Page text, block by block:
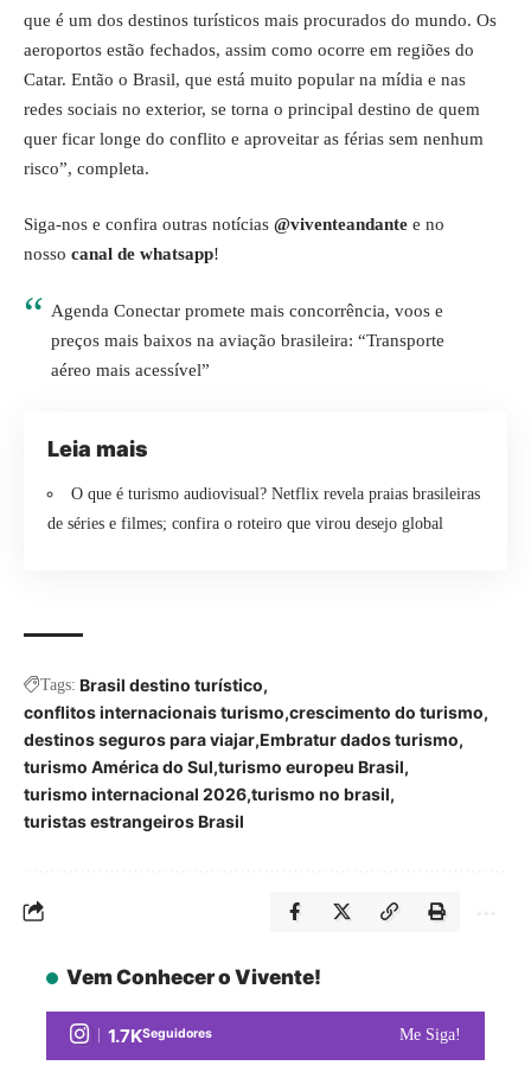
que é um dos destinos turísticos mais procurados do mundo. Os
aeroportos estão fechados, assim como ocorre em regiões do
Catar. Então o Brasil, que está muito popular na mídia e nas
redes sociais no exterior, se torna o principal destino de quem
quer ficar longe do conflito e aproveitar as férias sem nenhum
risco”, completa.
Siga-nos e confira outras notícias @viventeandante e no
nosso canal de whatsapp!
Agenda Conectar promete mais concorrência, voos e
preços mais baixos na aviação brasileira: “Transporte
aéreo mais acessível”
Leia mais
O que é turismo audiovisual? Netflix revela praias brasileiras
de séries e filmes; confira o roteiro que virou desejo global
Tags: Brasil destino turístico
conflitos internacionais turismo crescimento do turismo
destinos seguros para viajar Embratur dados turismo
turismo América do Sul turismo europeu Brasil
turismo internacional 2026 turismo no brasil
turistas estrangeiros Brasil
Vem Conhecer o Vivente!
1.7KSeguidores Me Siga!